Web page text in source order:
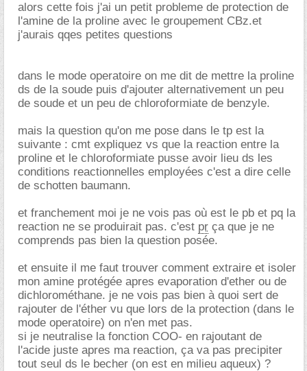
alors cette fois j'ai un petit probleme de protection de
l'amine de la proline avec le groupement CBz.et
j'aurais qqes petites questions
dans le mode operatoire on me dit de mettre la proline
ds de la soude puis d'ajouter alternativement un peu
de soude et un peu de chloroformiate de benzyle.
mais la question qu'on me pose dans le tp est la
suivante : cmt expliquez vs que la reaction entre la
proline et le chloroformiate pusse avoir lieu ds les
conditions reactionnelles employées c'est a dire celle
de schotten baumann.
et franchement moi je ne vois pas où est le pb et pq la
reaction ne se produirait pas. c'est pr ça que je ne
comprends pas bien la question posée.
et ensuite il me faut trouver comment extraire et isoler
mon amine protégée apres evaporation d'ether ou de
dichlorométhane. je ne vois pas bien à quoi sert de
rajouter de l'éther vu que lors de la protection (dans le
mode operatoire) on n'en met pas.
si je neutralise la fonction COO- en rajoutant de
l'acide juste apres ma reaction, ça va pas precipiter
tout seul ds le becher (on est en milieu aqueux) ?